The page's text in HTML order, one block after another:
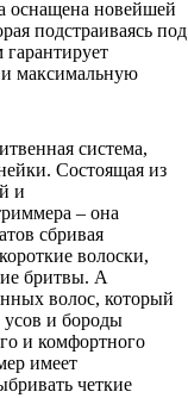
оснащена новейшей
подстраиваясь под
и максимальную
система,
Состоящая из
и
– она
сбривая
волоски,
бритвы. А
волос, который
и бороды
и комфортного
имеет
четкие